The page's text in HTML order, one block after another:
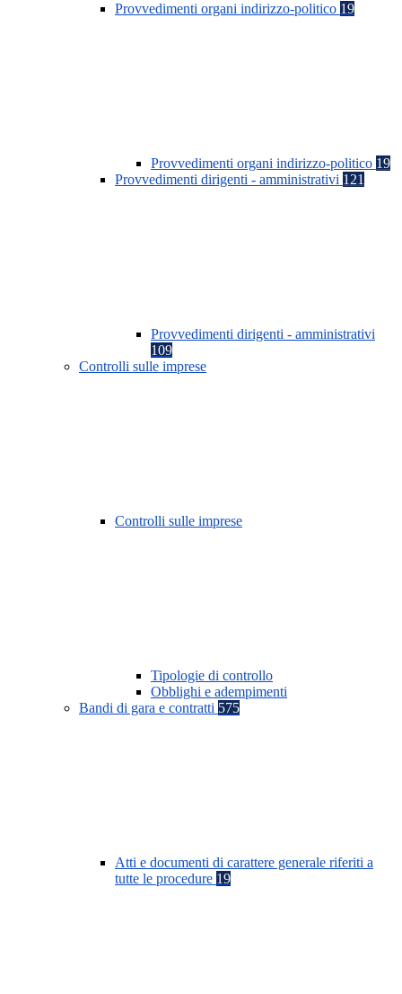
Provvedimenti organi indirizzo-politico 19
Provvedimenti organi indirizzo-politico 19
Provvedimenti dirigenti - amministrativi 121
Provvedimenti dirigenti - amministrativi
109
Controlli sulle imprese
Controlli sulle imprese
Tipologie di controllo
Obblighi e adempimenti
Bandi di gara e contratti 575
Atti e documenti di carattere generale riferiti a
tutte le procedure 19